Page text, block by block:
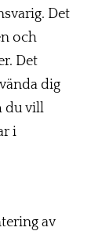
Det
och
Det
dig
du vill
i
av